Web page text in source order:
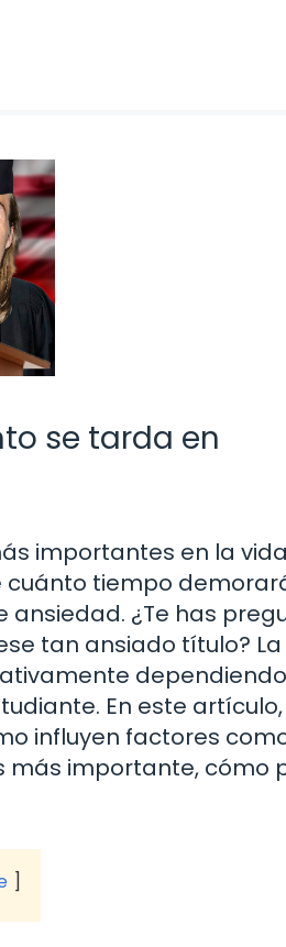
se tarda en
importantes en la
cuánto tiempo
¿Te has
tan ansiado título? La
En este
influyen factores
más importante, cómo